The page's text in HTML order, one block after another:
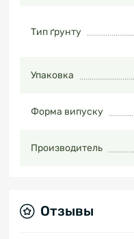
Тип ґрунту
Упаковка
Форма випуску
Производитель
Отзывы